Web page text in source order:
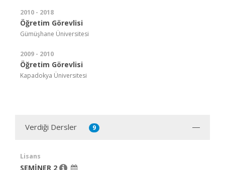
2010 - 2018
Öğretim Görevlisi
Gümüşhane Üniversitesi
2009 - 2010
Öğretim Görevlisi
Kapadokya Üniversitesi
Verdiği Dersler 9
Lisans
SEMİNER 2